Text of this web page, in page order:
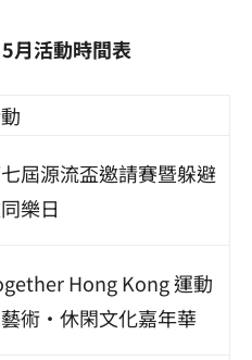
月活動時間表
屆源流盃邀請賽暨躲避
樂日
Hong Kong 運動
術·休閑文化嘉年華